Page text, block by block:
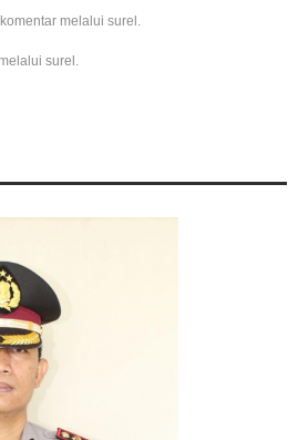
melalui surel.
surel.